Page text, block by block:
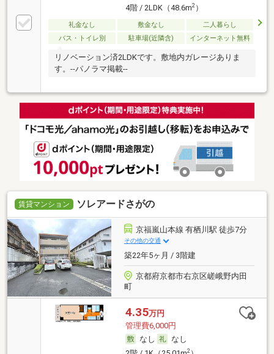
4階 / 2LDK（48.6m2）
礼金なし 敷金なし
二人暮らし
バス・トイレ別
駐車場(近隣含) インターネット無料
リノベーション済2LDKです。敷地内ガレージありま
す。--パノラマ掲載--
賃貸マンション ソレアードさがの
京福嵐山本線 有栖川駅 徒歩7分
その他の交通
築22年5ヶ月 / 3階建
京都府京都市右京区嵯峨野内田
町
4.35万円
管理費6,000円
なし
なし
2